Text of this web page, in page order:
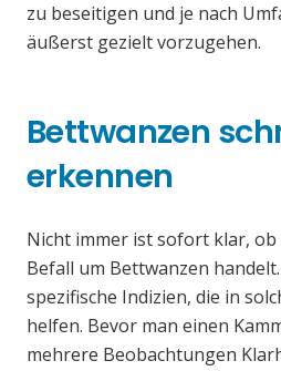
zu beseitigen und je nach
äußerst gezielt vorzugehen.
Bettwanzen
erkennen
Nicht immer ist sofort klar, ob
Befall um Bettwanzen
spezifische Indizien, die in
helfen. Bevor man einen
mehrere Beobachtungen